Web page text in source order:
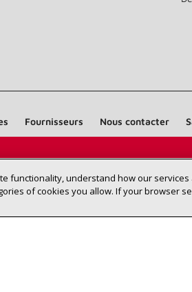
Trouvez un dépositaire
de chez vous
Fournisseurs Nous contacter
functionality, understand how our services
of cookies you allow. If your browser